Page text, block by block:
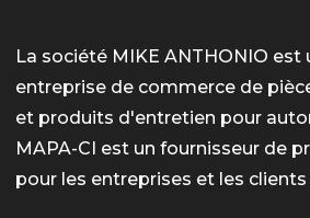
La société MIKE ANTHONIO est
entreprise de commerce de
et produits d'entretien pour
MAPA-CI est un fournisseur de
pour les entreprises et les